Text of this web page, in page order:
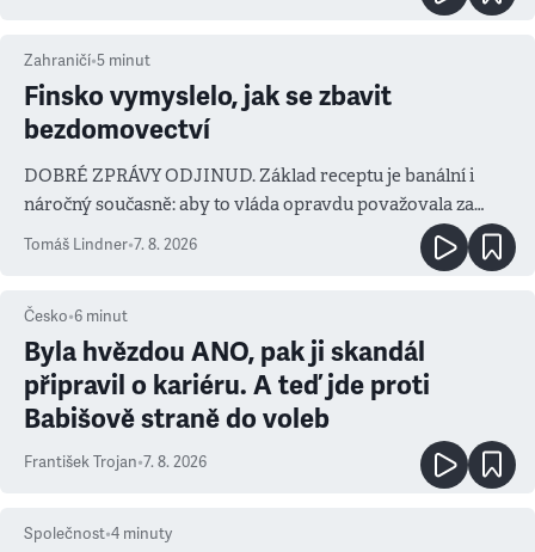
Zahraničí•5 minut
Finsko vymyslelo, jak se zbavit
bezdomovectví
DOBRÉ ZPRÁVY ODJINUD. Základ receptu je banální i
náročný současně: aby to vláda opravdu považovala za
prioritu
Tomáš Lindner•7. 8. 2026
Česko•6 minut
Byla hvězdou ANO, pak ji skandál
připravil o kariéru. A teď jde proti
Babišově straně do voleb
František Trojan•7. 8. 2026
Společnost•4 minuty